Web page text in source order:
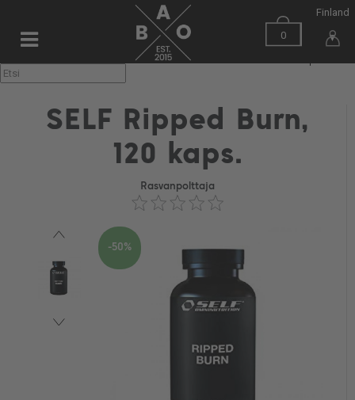
0
Finland
▼
SELF Ripped Burn,
120 kaps.
Rasvanpolttaja
-50%